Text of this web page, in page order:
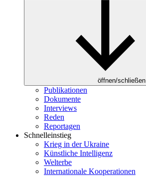
öffnen/schließen
Publikationen
Dokumente
Interviews
Reden
Reportagen
Schnelleinstieg
Krieg in der Ukraine
Künstliche Intelligenz
Welterbe
Internationale Kooperationen